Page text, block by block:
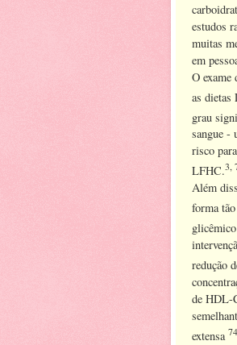
estudos
muitas
em
O exame
as dietas
grau
sangue -
risco
LFHC.3,
Além
forma
redução
de HDL-
extensa 74